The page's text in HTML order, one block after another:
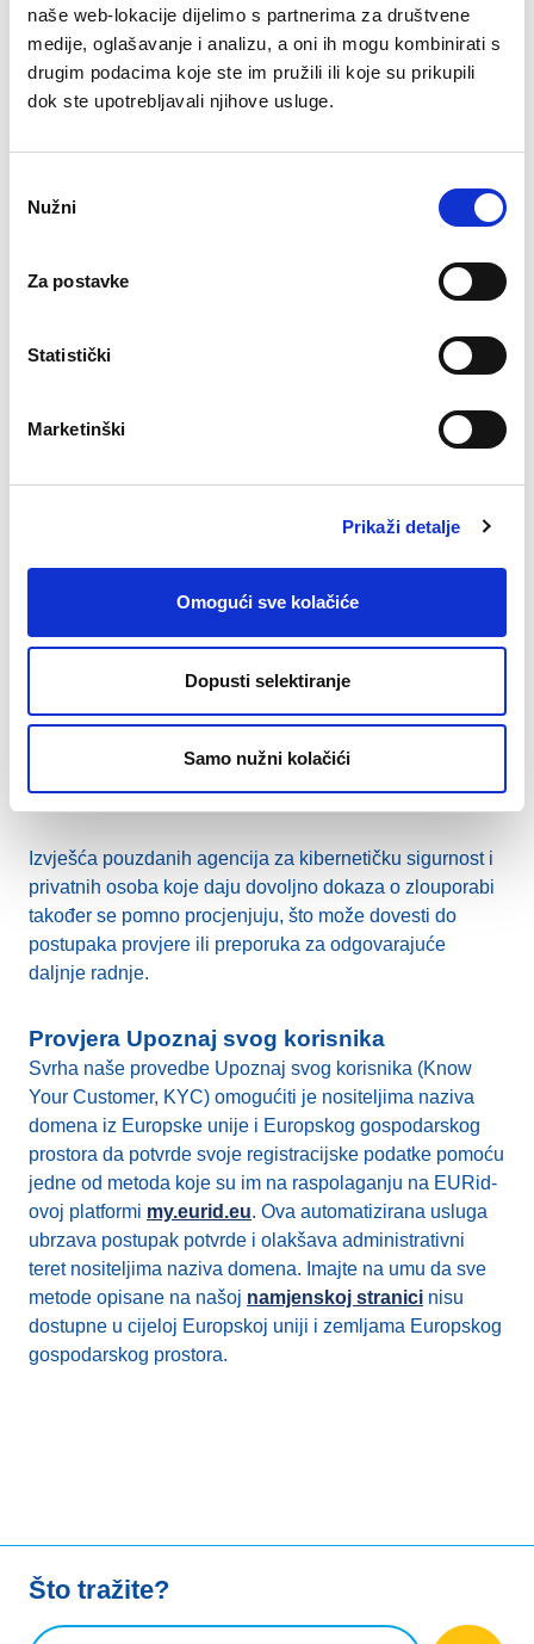
naše web-lokacije dijelimo s partnerima za društvene
medije, oglašavanje i analizu, a oni ih mogu kombinirati s
drugim podacima koje ste im pružili ili koje su prikupili
dok ste upotrebljavali njihove usluge.
pristanka
Nužni
Za postavke
Statistički
Marketinški
Prikaži detalje
Omogući sve kolačiće
Dopusti selektiranje
Samo nužni kolačići
jeziku):
Detection of Algorithmically Generated Domain
Names used by Botnets: A Dual Arms Race.
Assessing the Effectiveness of Domain
An Operational Solution for DNS Registries to
Ako imate bilo kakvih pitanja u vezi s obradom osobnih
Pravila
privatnosti
Naše automatizirane dnevne provjere uključuju
provođenje automatizirane, a zatim i ručne procjene
pravilima. Cilj je otkriti i držati korak sa strategijama
zlouporabe koje se stalno razvijaju te smanjiti broj lažno
pozitivnih rezultata. Određene sumnjive registracije
našim partnerima za kibersigurnost radi neovisnog
pregleda.
Izvješća pouzdanih agencija za kibernetičku sigurnost i
privatnih osoba koje daju dovoljno dokaza o zlouporabi
također se pomno procjenjuju, što može dovesti do
postupaka provjere ili preporuka za odgovarajuće
daljnje radnje.
Provjera Upoznaj svog korisnika
Svrha naše provedbe Upoznaj svog korisnika (Know
Your Customer, KYC) omogućiti je nositeljima naziva
domena iz Europske unije i Europskog gospodarskog
prostora da potvrde svoje registracijske podatke pomoću
jedne od metoda koje su im na raspolaganju na EURid-
ovoj platformi my.eurid.eu. Ova automatizirana usluga
ubrzava postupak potvrde i olakšava administrativni
teret nositeljima naziva domena. Imajte na umu da sve
metode opisane na našoj namjenskoj stranici nisu
dostupne u cijeloj Europskoj uniji i zemljama Europskog
gospodarskog prostora.
Što tražite?
Upit za pretraživanje